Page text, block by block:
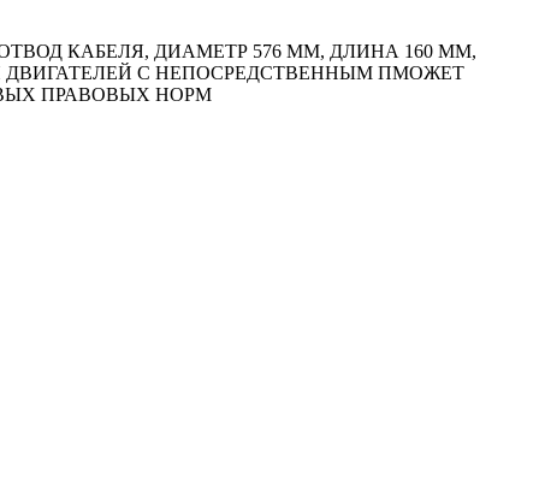
КАБЕЛЯ, ДИАМЕТР 576 ММ, ДЛИНА 160 ММ,
ДВИГАТЕЛЕЙ С НЕПОСРЕДСТВЕННЫМ ПМОЖЕТ
ПРАВОВЫХ НОРМ